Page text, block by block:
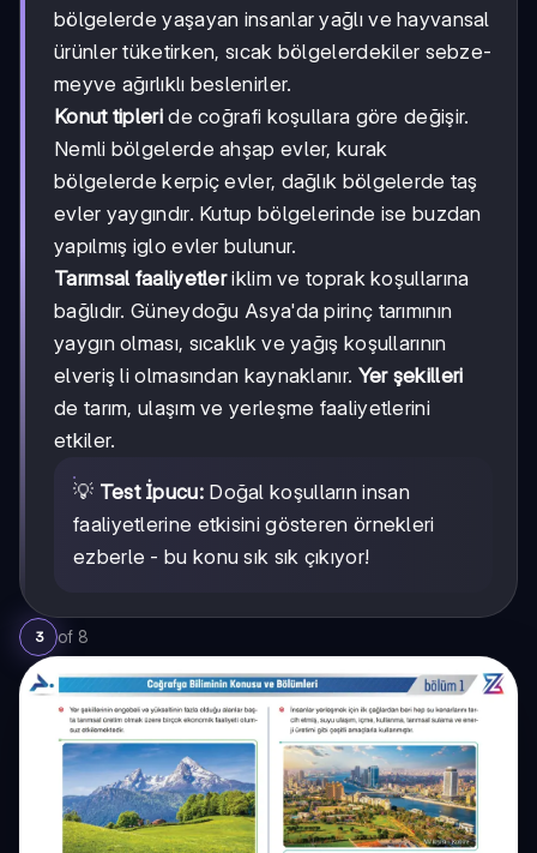
bölgelerde yaşayan insanlar yağlı ve hayvansal
ürünler tüketirken, sıcak bölgelerdekiler sebze-
meyve ağırlıklı beslenirler.
Konut tipleride coğrafi koşullara göre değişir.
Nemli bölgelerde ahşap evler, kurak
bölgelerde kerpiç evler, dağlık bölgelerde taş
evler yaygındır. Kutup bölgelerinde ise buzdan
yapılmış iglo evler bulunur.
Tarımsal faaliyetleriklim ve toprak koşullarına
bağlıdır. Güneydoğu Asya'da pirinç tarımının
yaygın olması, sıcaklık ve yağış koşullarının
elveriş li olmasından kaynaklanır. Yer şekilleri
de tarım, ulaşım ve yerleşme faaliyetlerini
etkiler.
💡 Test İpucu:Doğal koşulların insan
faaliyetlerine etkisini gösteren örnekleri
ezberle - bu konu sık sık çıkıyor!
3 of 8